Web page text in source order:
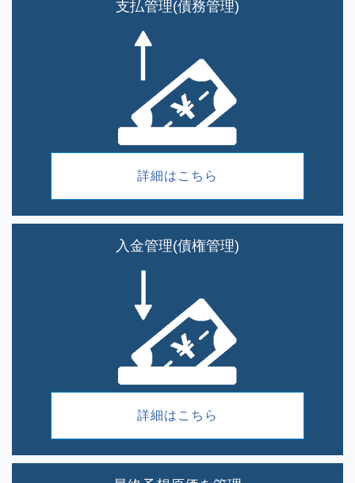
支払管理(債務管理)
詳細はこちら
入金管理(債権管理)
詳細はこちら